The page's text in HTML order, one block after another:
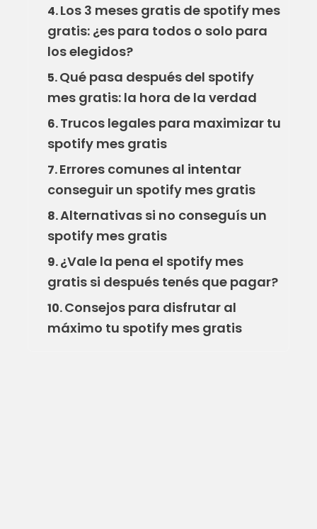
4.Los 3 meses gratis de spotify mes
gratis: ¿es para todos o solo para
los elegidos?
5.Qué pasa después del spotify
mes gratis: la hora de la verdad
6.Trucos legales para maximizar tu
spotify mes gratis
7.Errores comunes al intentar
conseguir un spotify mes gratis
8.Alternativas si no conseguís un
spotify mes gratis
9.¿Vale la pena el spotify mes
gratis si después tenés que pagar?
10.Consejos para disfrutar al
máximo tu spotify mes gratis